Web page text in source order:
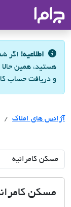
-
اطلاعیه! اگر
هستید، همین
و دریافت حساب
آژانس های املاک
مسکن